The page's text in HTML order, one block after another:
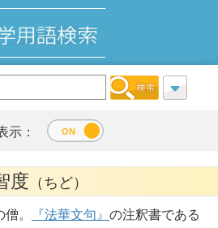
示：
度 （ちど）
僧。 『法華文句』 の注釈書である